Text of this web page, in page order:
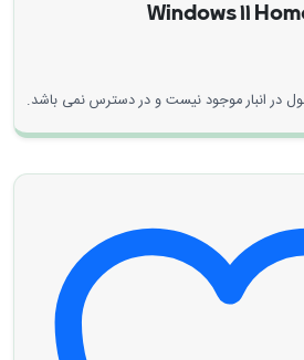
Windows 11
موجود نیست و در دسترس نمی باشد.